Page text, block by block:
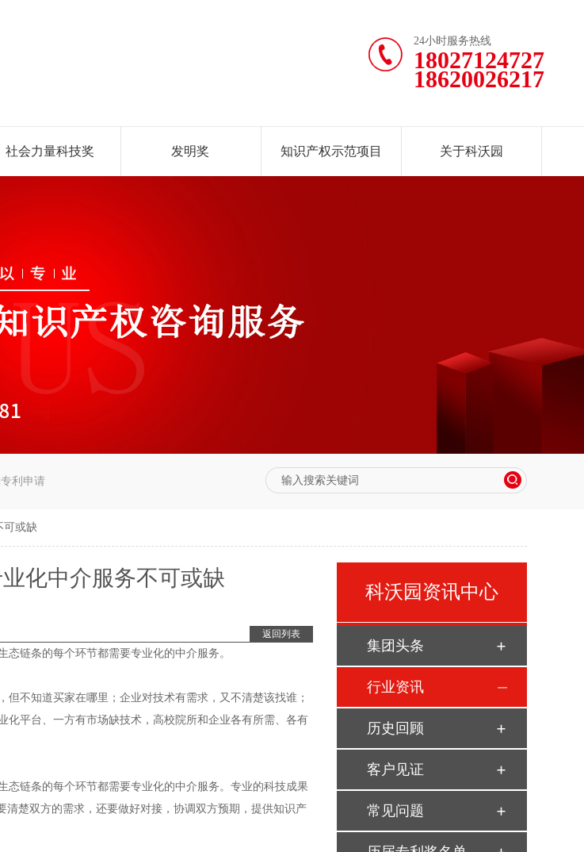
24小时服务热线
18027124727
18620026217
社会力量科技奖 发明奖 知识产权示范项目 关于科沃园
利申请
可或缺
化中介服务不可或缺
返回列表
链条的每个环节都需要专业化的中介服务。
不知道买家在哪里；企业对技术有需求，又不清楚该找谁；
平台、一方有市场缺技术，高校院所和企业各有所需、各有
链条的每个环节都需要专业化的中介服务。专业的科技成果
楚双方的需求，还要做好对接，协调双方预期，提供知识产
科沃园资讯中心
集团头条
行业资讯
历史回顾
客户见证
常见问题